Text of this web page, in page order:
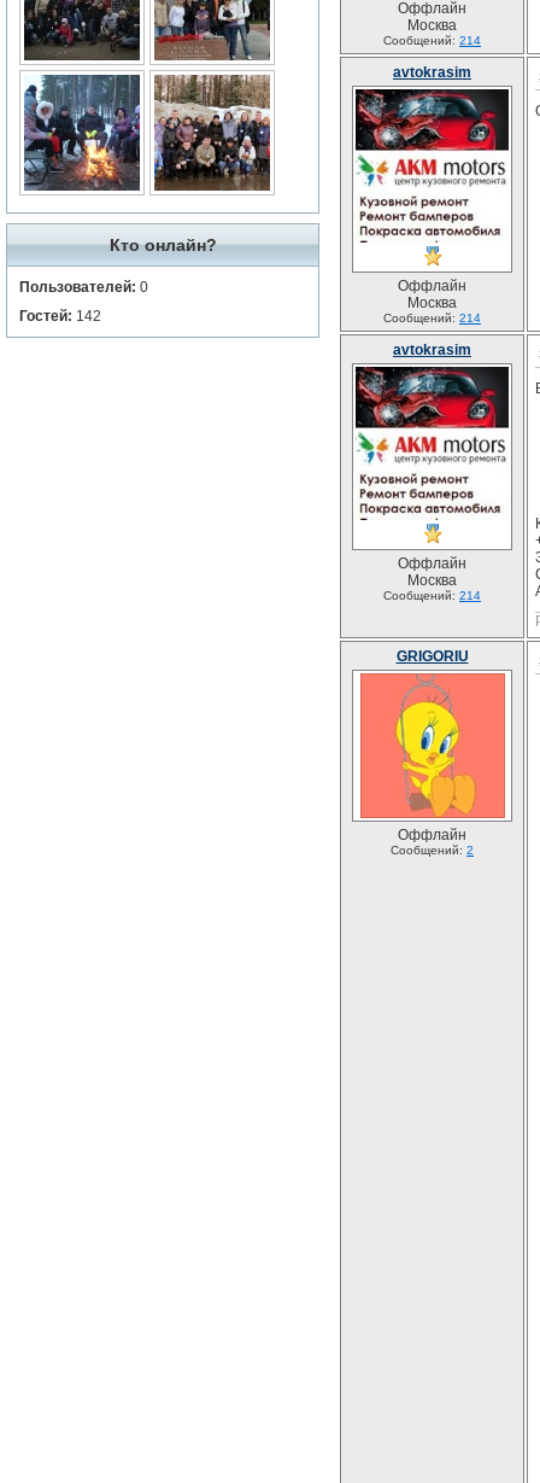
Кто онлайн?
Пользователей: 0
Гостей: 142
Оффлайн
Москва
Сообщений: 214
avtokrasim
Оффлайн
Москва
Сообщений: 214
avtokrasim
Оффлайн
Москва
Сообщений: 214
GRIGORIU
Оффлайн
Сообщений: 2